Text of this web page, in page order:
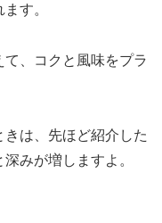
す。
、コクと風味をプラ
は、先ほど紹介した
みが増しますよ。